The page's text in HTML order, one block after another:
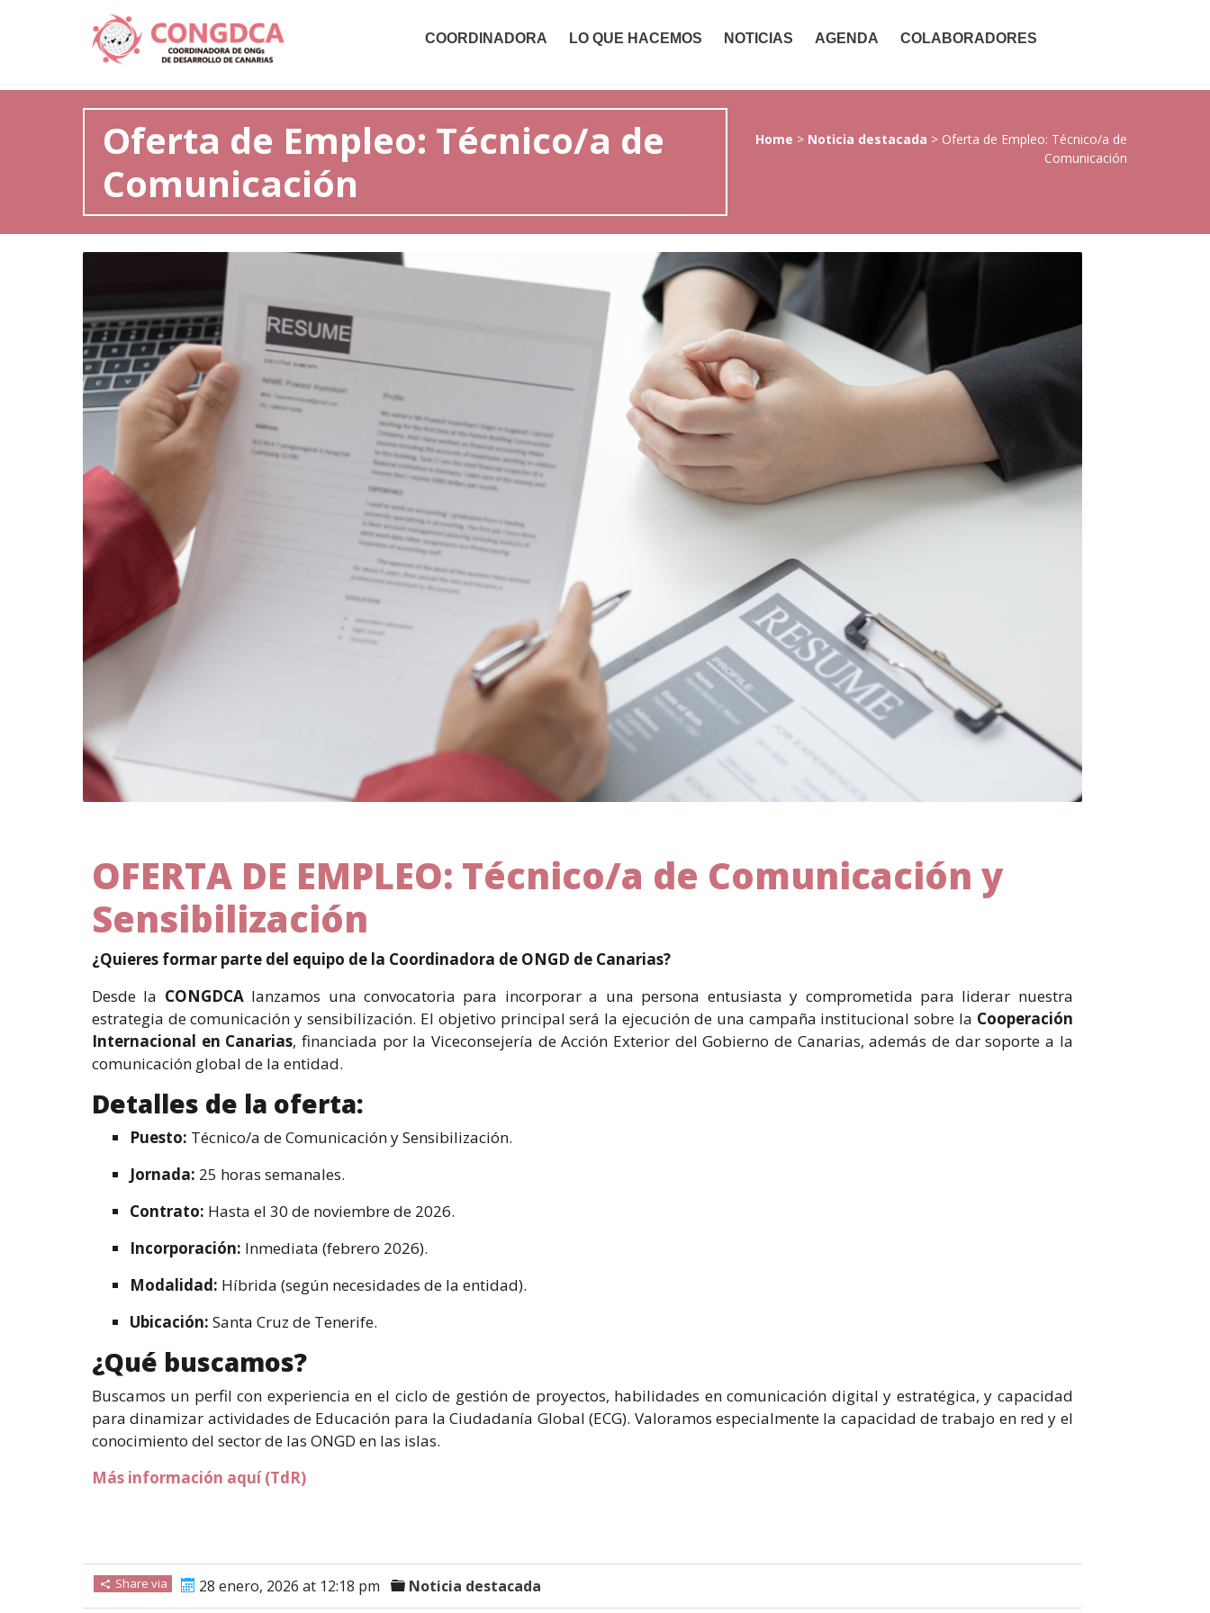
COORDINADORA LO QUE HACEMOS NOTICIAS AGENDA COLABORADORES
Oferta de Empleo: Técnico/a de
Comunicación
Home > Noticia destacada > Oferta de Empleo: Técnico/a de
Comunicación
OFERTA DE EMPLEO: Técnico/a de Comunicación y
Sensibilización
¿Quieres formar parte del equipo de la Coordinadora de ONGD de Canarias?
Desde la CONGDCAlanzamos una convocatoria para incorporar a una persona entusiasta y comprometida para liderar nuestra
estrategia de comunicación y sensibilización. El objetivo principal será la ejecución de una campaña institucional sobre la Cooperación
Internacional en Canarias, financiada por la Viceconsejería de Acción Exterior del Gobierno de Canarias, además de dar soporte a la
comunicación global de la entidad.
Detalles de la oferta:
Puesto: Técnico/a de Comunicación y Sensibilización.
Jornada: 25 horas semanales.
Contrato: Hasta el 30 de noviembre de 2026.
Incorporación: Inmediata (febrero 2026).
Modalidad: Híbrida (según necesidades de la entidad).
Ubicación: Santa Cruz de Tenerife.
¿Qué buscamos?
Buscamos un perfil con experiencia en el ciclo de gestión de proyectos, habilidades en comunicación digital y estratégica, y capacidad
para dinamizar actividades de Educación para la Ciudadanía Global (ECG). Valoramos especialmente la capacidad de trabajo en red y el
conocimiento del sector de las ONGD en las islas.
Más información aquí (TdR)
Share via 28 enero, 2026 at 12:18 pm Noticia destacada